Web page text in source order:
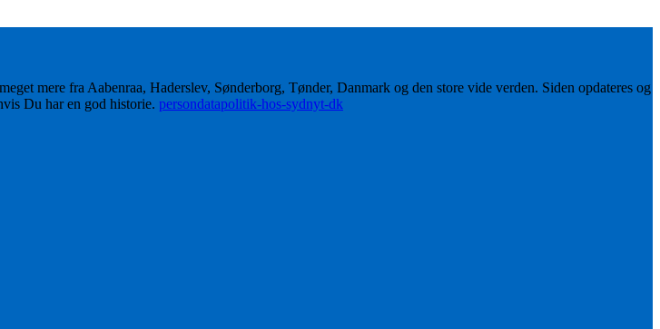
mere fra Aabenraa, Haderslev, Sønderborg, Tønder, Danmark og den store vide verden. Siden opdateres og
Du har en god historie. persondatapolitik-hos-sydnyt-dk